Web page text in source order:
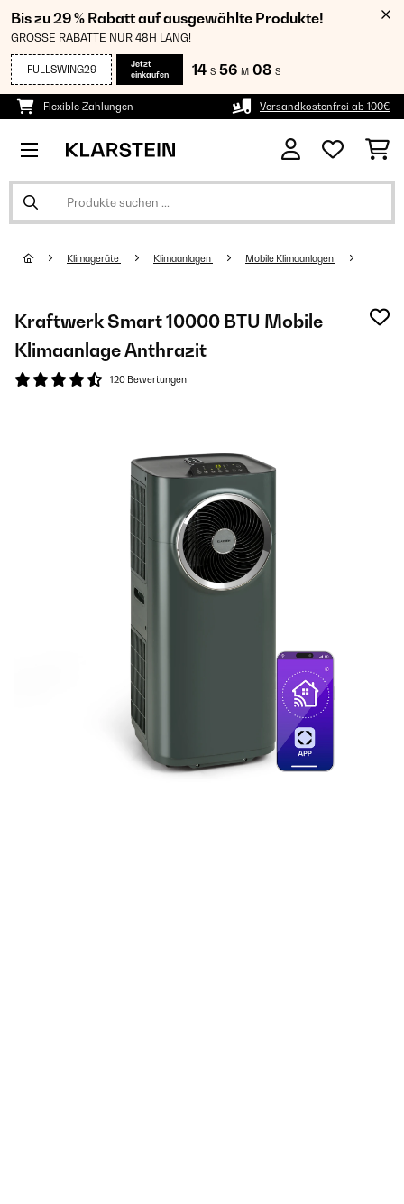
Bis zu 29 % Rabatt auf ausgewählte Produkte!
GROSSE RABATTE NUR 48H LANG!
FULLSWING29
Jetzt
einkaufen
14 S 56 M 07 S
Flexible Zahlungen Versandkostenfrei ab 100€
Klimageräte Klimaanlagen Mobile Klimaanlagen
Kraftwerk Smart 10000 BTU Mobile
Klimaanlage Anthrazit
120 Bewertungen